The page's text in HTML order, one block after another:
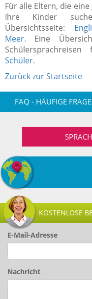
Für alle Eltern, die
Ihre Kinder
Übersichtsseite:
Meer. Eine
Schüler.
Zurück zur Startseite
FAQ - HÄUFIGE
KOSTENLOSE
E-Mail-Adresse
Nachricht